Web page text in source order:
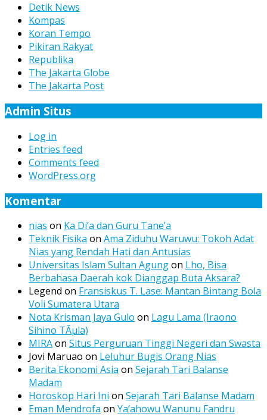
Detik News
Kompas
Koran Tempo
Pikiran Rakyat
Republika
The Jakarta Globe
The Jakarta Post
Admin Situs
Log in
Entries feed
Comments feed
WordPress.org
Komentar
nias on Ka Di’a dan Guru Tane’a
Teknik Fisika on Ama Ziduhu Waruwu: Tokoh Adat
Nias yang Rendah Hati dan Antusias
Universitas Islam Sultan Agungon Lho, Bisa
Berbahasa Daerah kok Dianggap Buta Aksara?
Legend on Fransiskus T. Lase: Mantan Bintang Bola
Voli Sumatera Utara
Nota Krisman Jaya Gulo on Lagu Lama (Iraono
Sihino TÃµla)
MIRAon Situs Perguruan Tinggi Negeri dan Swasta
Jovi Maruao on Leluhur Bugis Orang Nias
Berita Ekonomi Asia on Sejarah Tari Balanse
Madam
Horoskop Hari Ini on Sejarah Tari Balanse Madam
Eman Mendrofa on Ya’ahowu Wanunu Fandru